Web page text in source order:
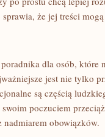
że jej treści
dla osób, które
jest nie tylko
są częścią
poczuciem
obowiązków.